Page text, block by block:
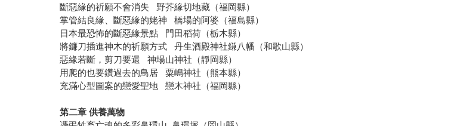
斷惡緣的祈願不會消失 野芥緣切地藏（福岡縣）
掌管結良緣、斷惡緣的姥神 橋場的阿婆（福島縣）
日本最恐怖的斷惡緣景點 門田稻荷（栃木縣）
將鐮刀插進神木的祈願方式 丹生酒殿神社鎌八幡（和歌山縣）
惡緣若斷，剪刀要還 神場山神社（靜岡縣）
用爬的也要鑽過去的鳥居 粟嶋神社（熊本縣）
充滿心型圖案的戀愛聖地 戀木神社（福岡縣）
第二章 供養萬物